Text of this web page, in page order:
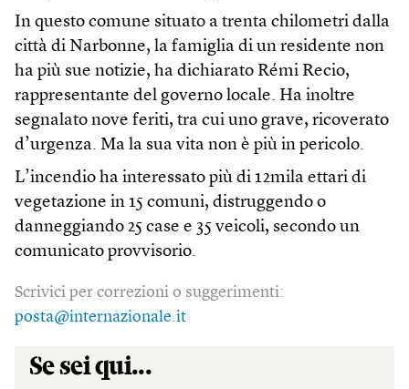
In questo comune situato a trenta chilometri dalla
città di Narbonne, la famiglia di un residente non
ha più sue notizie, ha dichiarato Rémi Recio,
rappresentante del governo locale. Ha inoltre
segnalato nove feriti, tra cui uno grave, ricoverato
d’urgenza. Ma la sua vita non è più in pericolo.
L’incendio ha interessato più di 12mila ettari di
vegetazione in 15 comuni, distruggendo o
danneggiando 25 case e 35 veicoli, secondo un
comunicato provvisorio.
Scrivici per correzioni o suggerimenti:
posta@internazionale.it